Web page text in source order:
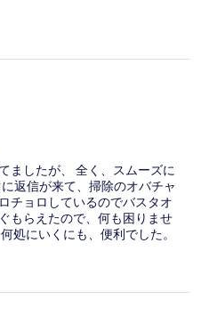
ましたが、 全く、スムーズに
返信が来て、掃除のオバチャ
チョロしているのでバスタオ
もらえたので、何も困りませ
処にいくにも、便利でした。